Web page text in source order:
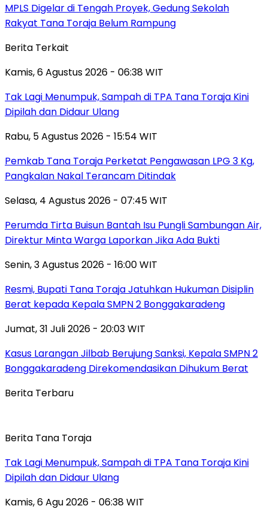
MPLS Digelar di Tengah Proyek, Gedung Sekolah
Rakyat Tana Toraja Belum Rampung
Berita Terkait
Kamis, 6 Agustus 2026 - 06:38 WIT
Tak Lagi Menumpuk, Sampah di TPA Tana Toraja Kini
Dipilah dan Didaur Ulang
Rabu, 5 Agustus 2026 - 15:54 WIT
Pemkab Tana Toraja Perketat Pengawasan LPG 3 Kg,
Pangkalan Nakal Terancam Ditindak
Selasa, 4 Agustus 2026 - 07:45 WIT
Perumda Tirta Buisun Bantah Isu Pungli Sambungan Air,
Direktur Minta Warga Laporkan Jika Ada Bukti
Senin, 3 Agustus 2026 - 16:00 WIT
Resmi, Bupati Tana Toraja Jatuhkan Hukuman Disiplin
Berat kepada Kepala SMPN 2 Bonggakaradeng
Jumat, 31 Juli 2026 - 20:03 WIT
Kasus Larangan Jilbab Berujung Sanksi, Kepala SMPN 2
Bonggakaradeng Direkomendasikan Dihukum Berat
Berita Terbaru
Berita Tana Toraja
Tak Lagi Menumpuk, Sampah di TPA Tana Toraja Kini
Dipilah dan Didaur Ulang
Kamis, 6 Agu 2026 - 06:38 WIT